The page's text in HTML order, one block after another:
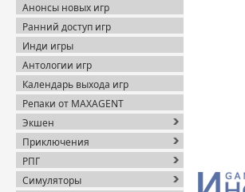
Анонсы новых игр
Ранний доступ игр
Инди игры
Антологии игр
Календарь выхода игр
Репаки от MAXAGENT
Экшен
Приключения
РПГ
Симуляторы